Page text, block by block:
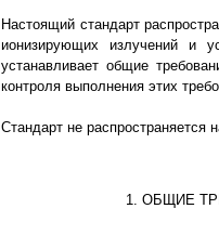
Настоящий стандарт
ионизирующих излучений и
устанавливает общие
контроля выполнения этих
Стандарт не распространяется
1. ОБЩИЕ